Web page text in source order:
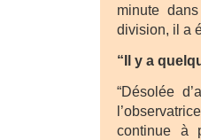
minute
division, il a
“Il y a
“Désolée
continue à